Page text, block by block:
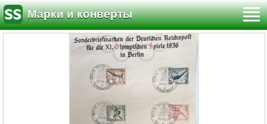
Марки и конверты